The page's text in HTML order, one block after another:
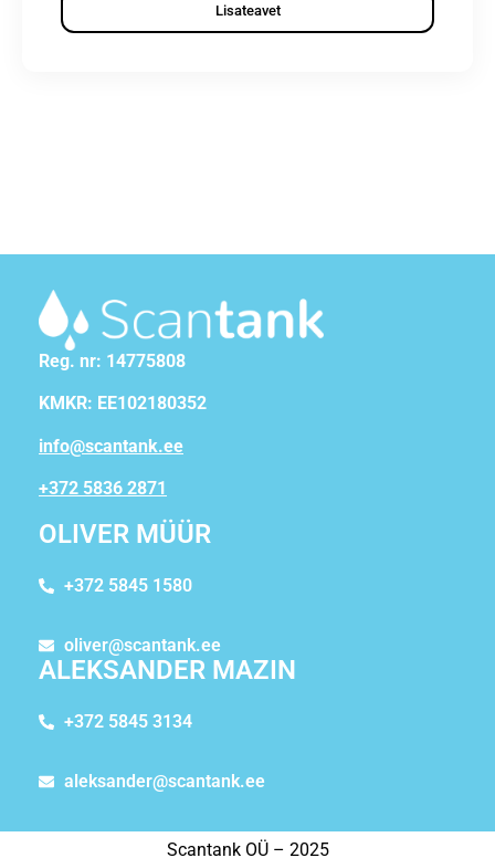
Lisateavet
Reg. nr: 14775808
KMKR: EE102180352
info@scantank.ee
+372 5836 2871
OLIVER MÜÜR
+372 5845 1580
oliver@scantank.ee
ALEKSANDER MAZIN
+372 5845 3134
aleksander@scantank.ee
Scantank OÜ – 2025